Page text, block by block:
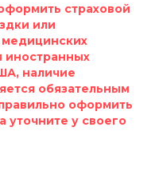
страховой
или
иностранных
наличие
обязательным
оформить
уточните у своего